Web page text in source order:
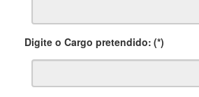
Digite o Cargo pretendido: (*)